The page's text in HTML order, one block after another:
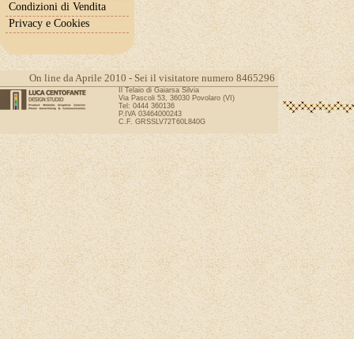
Condizioni di Vendita
Privacy e Cookies
On line da Aprile 2010 - Sei il visitatore numero 8465296
Il Telaio di Gaiarsa Silvia
Via Pascoli 53, 36030 Povolaro (VI)
Tel: 0444 360136
P.IVA 03464000243
C.F. GRSSLV72T60L840G